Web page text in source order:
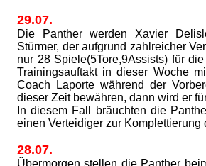
29.07.
Die Panther werden Xavier
Stürmer, der aufgrund zahlreicher
nur 28 Spiele(5Tore,9Assists) für
Trainingsauftakt in dieser Woche
Coach Laporte während der
dieser Zeit bewähren, dann wird er
In diesem Fall bräuchten die
einen Verteidiger zur Komplettierung
28.07.
Übermorgen stellen die Panther